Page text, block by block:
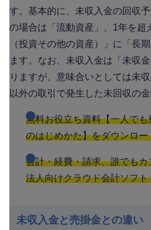
す。基本的に、未収入金の回収
の場合は「流動資産」、1年を超
（投資その他の資産）」に「長
ます。なお、未収入金は「未収
りますが、意味合いとしては未
以外の取引で発生した未回収の
無料お役立ち資料【一人で
のはじめかた】をダウンロー
会計・経費・請求、誰でも
法人向けクラウド会計ソフ
未収入金と売掛金との違い